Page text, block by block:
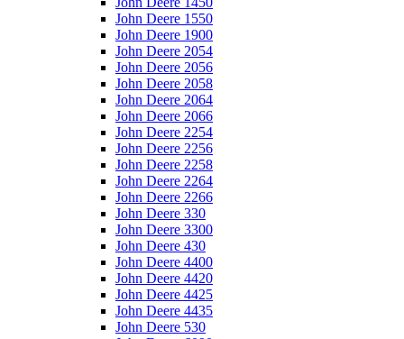
John Deere 1550
John Deere 1900
John Deere 2054
John Deere 2056
John Deere 2058
John Deere 2064
John Deere 2066
John Deere 2254
John Deere 2256
John Deere 2258
John Deere 2264
John Deere 2266
John Deere 330
John Deere 3300
John Deere 430
John Deere 4400
John Deere 4420
John Deere 4425
John Deere 4435
John Deere 530